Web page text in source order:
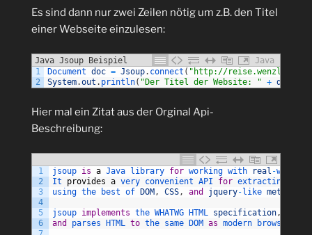
Es sind dann nur zwei Zeilen nötig um z.B. den Titel
einer Webseite einzulesen:
Java Jsoup Beispiel
Java
1
2
Document doc = Jsoup. connect ( "http://
System.out . println( "Der Titel der Website: " + doc
Hier mal ein Zitat aus der Orginal Api-
Beschreibung:
1
2
3
4
5
6
jsoup is a Java library for working with real -world
It provides a very convenient API for extracting
using the best of DOM , CSS , and jquery-like methods
jsoup implements the WHATWG HTML specification ,
and
parses HTML to the same DOM as modern browsers